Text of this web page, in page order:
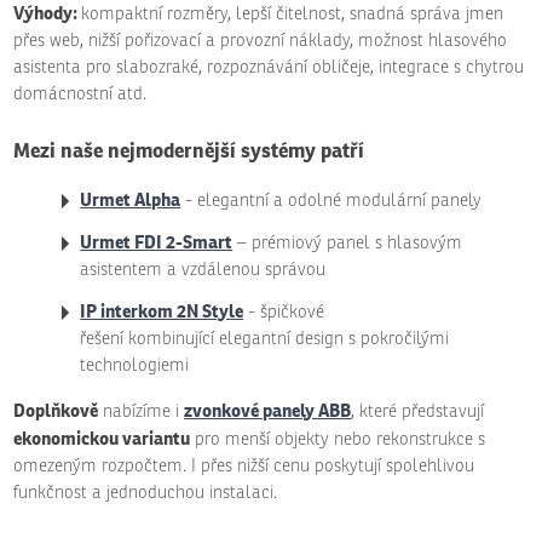
Výhody: kompaktní rozměry, lepší čitelnost, snadná správa jmen
přes web, nižší pořizovací a provozní náklady, možnost hlasového
asistenta pro slabozraké, rozpoznávání obličeje, integrace s chytrou
domácnostní atd.
Mezi naše nejmodernější systémy patří
Urmet Alpha - elegantní a odolné modulární panely
Urmet FDI 2-Smart – prémiový panel s hlasovým
asistentem a vzdálenou správou
IP interkom 2N Style - špičkové
řešení kombinující elegantní design s pokročilými
technologiemi
Doplňkově nabízíme izvonkové panely ABB, které představují
ekonomickou variantu pro menší objekty nebo rekonstrukce s
omezeným rozpočtem. I přes nižší cenu poskytují spolehlivou
funkčnost a jednoduchou instalaci.